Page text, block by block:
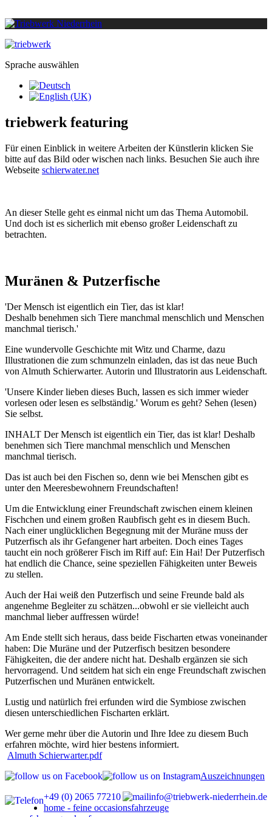
Sprache auswählen
triebwerk featuring
Für einen Einblick in weitere Arbeiten der Künstlerin klicken Sie
bitte auf das Bild oder wischen nach links. Besuchen Sie auch ihre
Webseite schierwater.net
An dieser Stelle geht es einmal nicht um das Thema Automobil.
Und doch ist es sicherlich mit ebenso großer Leidenschaft zu
betrachten.
Muränen & Putzerfische
'Der Mensch ist eigentlich ein Tier, das ist klar!
Deshalb benehmen sich Tiere manchmal menschlich und Menschen
manchmal tierisch.'
Eine wundervolle Geschichte mit Witz und Charme, dazu
Illustrationen die zum schmunzeln einladen, das ist das neue Buch
von Almuth Schierwarter. Autorin und Illustratorin aus Leidenschaft.
'Unsere Kinder lieben dieses Buch, lassen es sich immer wieder
vorlesen oder lesen es selbständig.' Worum es geht? Sehen (lesen)
Sie selbst.
INHALT Der Mensch ist eigentlich ein Tier, das ist klar! Deshalb
benehmen sich Tiere manchmal menschlich und Menschen
manchmal tierisch.
Das ist auch bei den Fischen so, denn wie bei Menschen gibt es
unter den Meeresbewohnern Freundschaften!
Um die Entwicklung einer Freundschaft zwischen einem kleinen
Fischchen und einem großen Raubfisch geht es in diesem Buch.
Nach einer unglücklichen Begegnung mit der Muräne muss der
Putzerfisch als ihr Gefangener hart arbeiten. Doch eines Tages
taucht ein noch größerer Fisch im Riff auf: Ein Hai! Der Putzerfisch
hat endlich die Chance, seine speziellen Fähigkeiten unter Beweis
zu stellen.
Auch der Hai weiß den Putzerfisch und seine Freunde bald als
angenehme Begleiter zu schätzen...obwohl er sie vielleicht auch
manchmal lieber auffressen würde!
Am Ende stellt sich heraus, dass beide Fischarten etwas voneinander
haben: Die Muräne und der Putzerfisch besitzen besondere
Fähigkeiten, die der andere nicht hat. Deshalb ergänzen sie sich
hervorragend. Und seitdem hat sich ein enge Freundschaft zwischen
Putzerfischen und Muränen entwickelt.
Lustig und natürlich frei erfunden wird die Symbiose zwischen
diesen unterschiedlichen Fischarten erklärt.
Wer gerne mehr über die Autorin und Ihre Idee zu diesem Buch
erfahren möchte, wird hier bestens informiert.
Almuth Schierwarter.pdf
Auszeichnungen
+49 (0) 2065 77210
info@triebwerk-niederrhein.de
home - feine occasionsfahrzeuge